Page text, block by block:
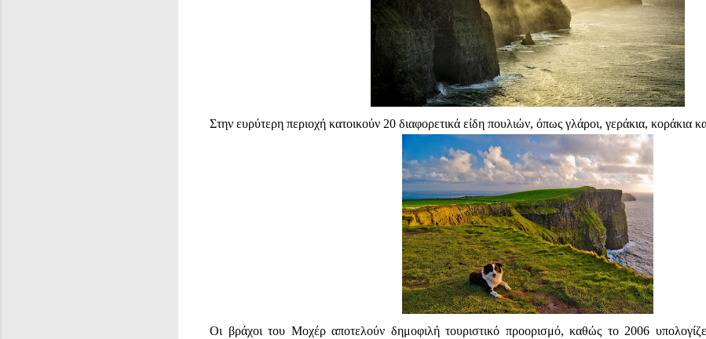
Στην ευρύτερη περιοχή κατοικούν 20 διαφορετικά είδη πουλιών, όπως γλάροι, γεράκια, κοράκια
Οι βράχοι του Μοχέρ αποτελούν δημοφιλή τουριστικό προορισμό, καθώς το 2006